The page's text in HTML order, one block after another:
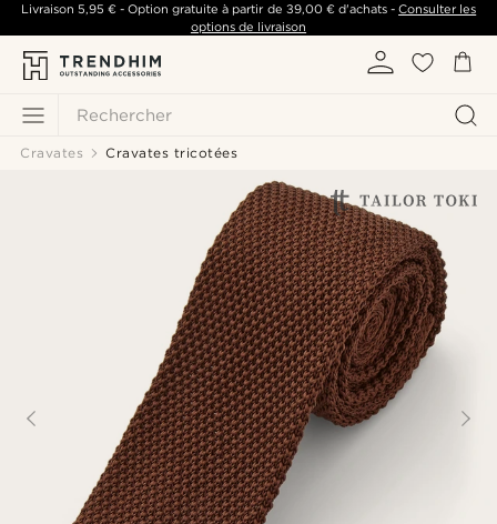
Rechercher
Livraison 5,95 €- Option gratuite à partir de 39,00 €d'achats -Consulter les
options de livraison
Cravates Cravates tricotées